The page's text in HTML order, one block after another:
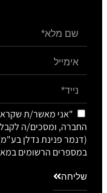
ת שקראתי והבנתי את
ה לקבל דברי פרסום
בע"מ) בדוא"ל, מסרון
במאגר 'אל תתקשרו